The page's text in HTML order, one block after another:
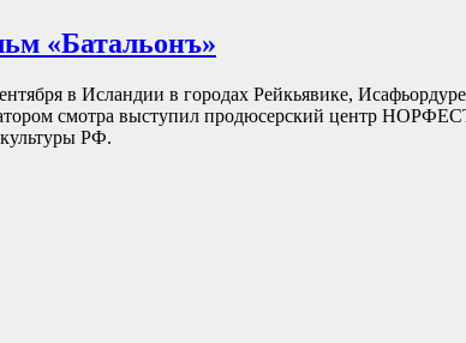
«Батальонъ»
в Исландии в городах Рейкьявике,
смотра выступил продюсерский центр
РФ.